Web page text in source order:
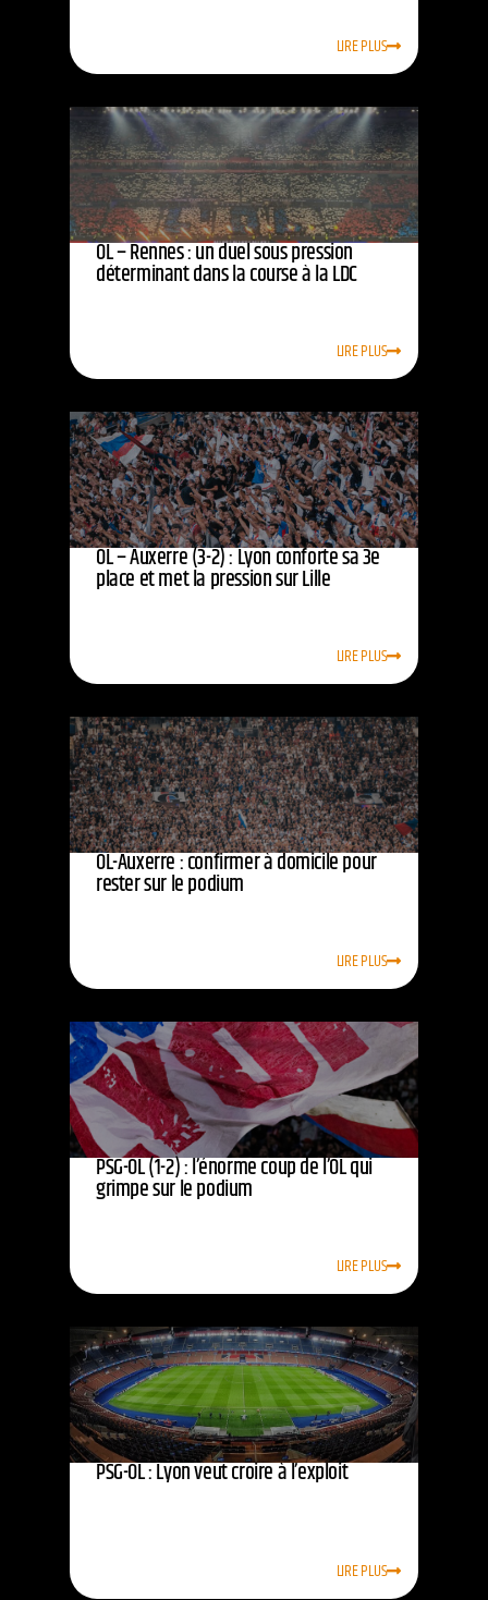
LIRE PLUS
OL – Rennes : un duel sous pression
déterminant dans la course à la LDC
LIRE PLUS
OL – Auxerre (3-2) : Lyon conforte sa 3e
place et met la pression sur Lille
LIRE PLUS
OL-Auxerre : confirmer à domicile pour
rester sur le podium
LIRE PLUS
PSG-OL (1-2) : l’énorme coup de l’OL qui
grimpe sur le podium
LIRE PLUS
PSG-OL : Lyon veut croire à l’exploit
LIRE PLUS